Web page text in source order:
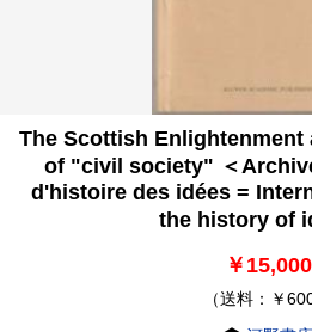
The Scottish Enlightenment
of "civil society" ＜
d'histoire des idées =
the history of
￥15,000
（送料：￥600